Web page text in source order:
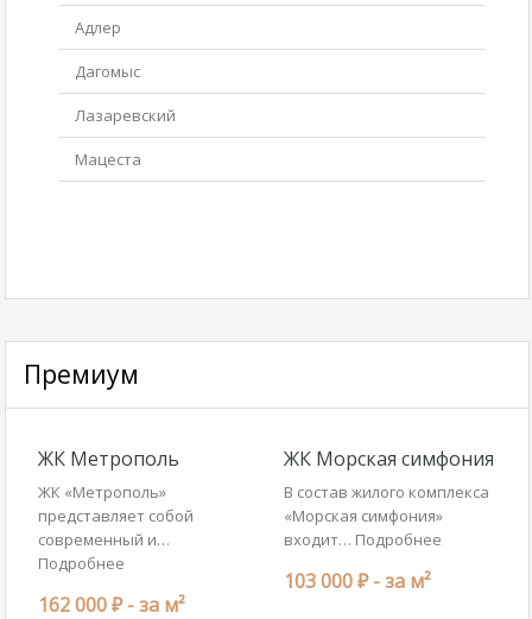
Адлер
Дагомыс
Лазаревский
Мацеста
Премиум
ЖК Метрополь
ЖК «Метрополь»
представляет собой
современный и…
Подробнее
162 000 ₽ -за м²
ЖК Морская симфония
В состав жилого комплекса
«Морская симфония»
входит… Подробнее
103 000 ₽ -за м²